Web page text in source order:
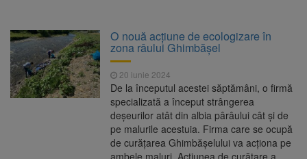
O nouă acțiune de ecologizare în
zona râului Ghimbășel
20 iunie 2024
De la începutul acestei săptămâni, o firmă
specializată a început strângerea
deșeurilor atât din albia pârâului cât și de
pe malurile acestuia. Firma care se ocupă
de curățarea Ghimbășelului va acționa pe